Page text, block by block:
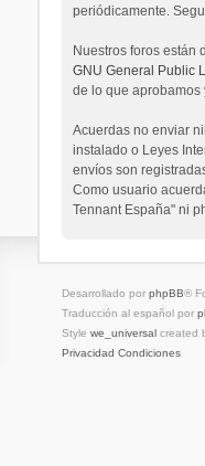
periódicamente.
Nuestros foros están
GNU General Public
de lo que aprobamos
Acuerdas no enviar
instalado o Leyes
envíos son
Como usuario
Tennant España" ni
Desarrollado por phpBB®
Traducción al español por
Style we_universalcreated
Privacidad Condiciones